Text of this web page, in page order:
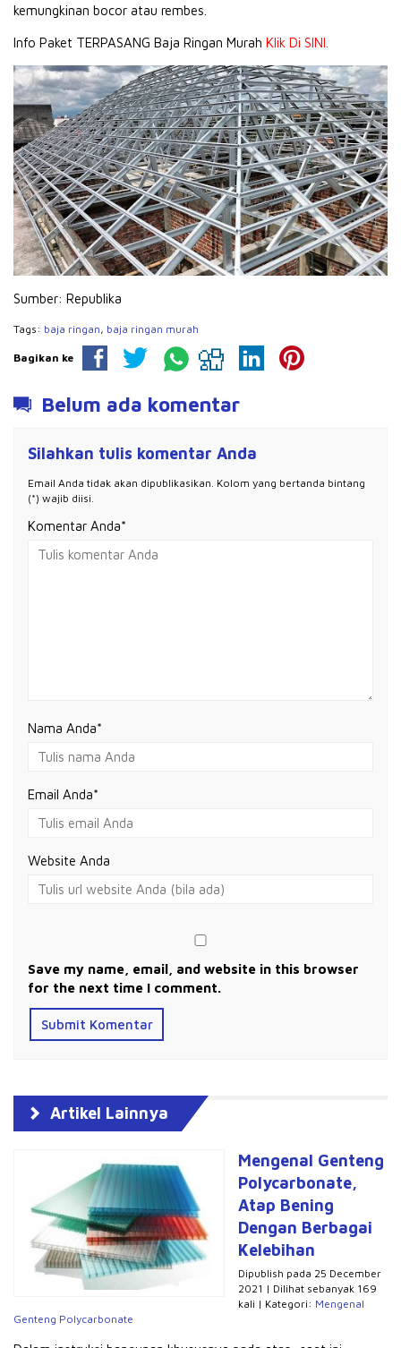
kemungkinan bocor atau rembes.
Info Paket TERPASANG Baja Ringan Murah Klik Di SINI.
Sumber: Republika
Tags: baja ringan, baja ringan murah
Bagikan ke
Belum ada komentar
Silahkan tulis komentar Anda
Email Anda tidak akan dipublikasikan. Kolom yang bertanda bintang
(*) wajib diisi.
Komentar Anda*
Nama Anda*
Email Anda*
Website Anda
Save my name, email, and website in this browser
for the next time I comment.
Artikel Lainnya
Mengenal Genteng
Polycarbonate,
Atap Bening
Dengan Berbagai
Kelebihan
Dipublish pada 25 December
2021 | Dilihat sebanyak 169
kali | Kategori: Mengenal
Genteng Polycarbonate